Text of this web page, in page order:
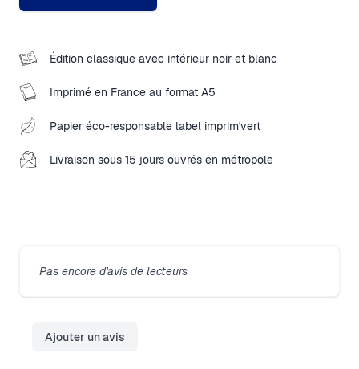
Édition classique avec intérieur noir et blanc
Imprimé en France au format A5
Papier éco-responsable label imprim'vert
Livraison sous 15 jours ouvrés en métropole
Pas encore d'avis de lecteurs
Ajouter un avis